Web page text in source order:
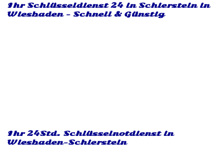
Ihr Schlüsseldienst 24 in Schierstein in
Wiesbaden - Schnell & Günstig
Ihr 24Std. Schlüsselnotdienst in
Wiesbaden-Schierstein